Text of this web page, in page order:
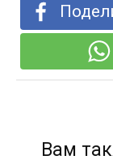
Вам